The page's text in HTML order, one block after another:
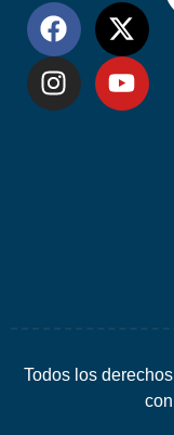
Todos los